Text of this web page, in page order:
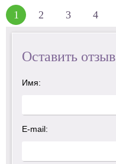
1 2 3 4
Оставить отзыв
Имя:
E-mail: